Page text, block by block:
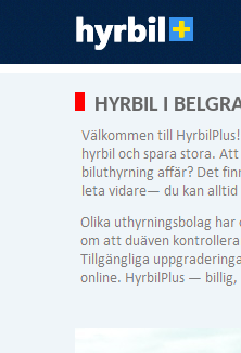
HYRBIL I